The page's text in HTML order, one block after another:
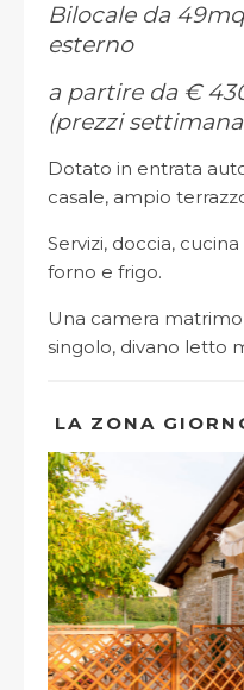
Bilocale da
esterno
a partire da €
(prezzi
Dotato in entrata
casale, ampio
Servizi, doccia,
forno e frigo.
Una camera
singolo, divano letto
LA ZONA